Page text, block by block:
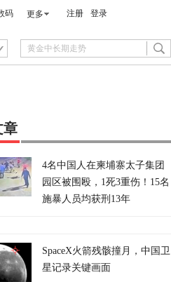
码 更多 注册 登录
章
4名中国人在柬埔寨太子集团
园区被围殴，1死3重伤！15名
施暴人员均获刑13年
SpaceX火箭残骸撞月，中国卫
星记录关键画面